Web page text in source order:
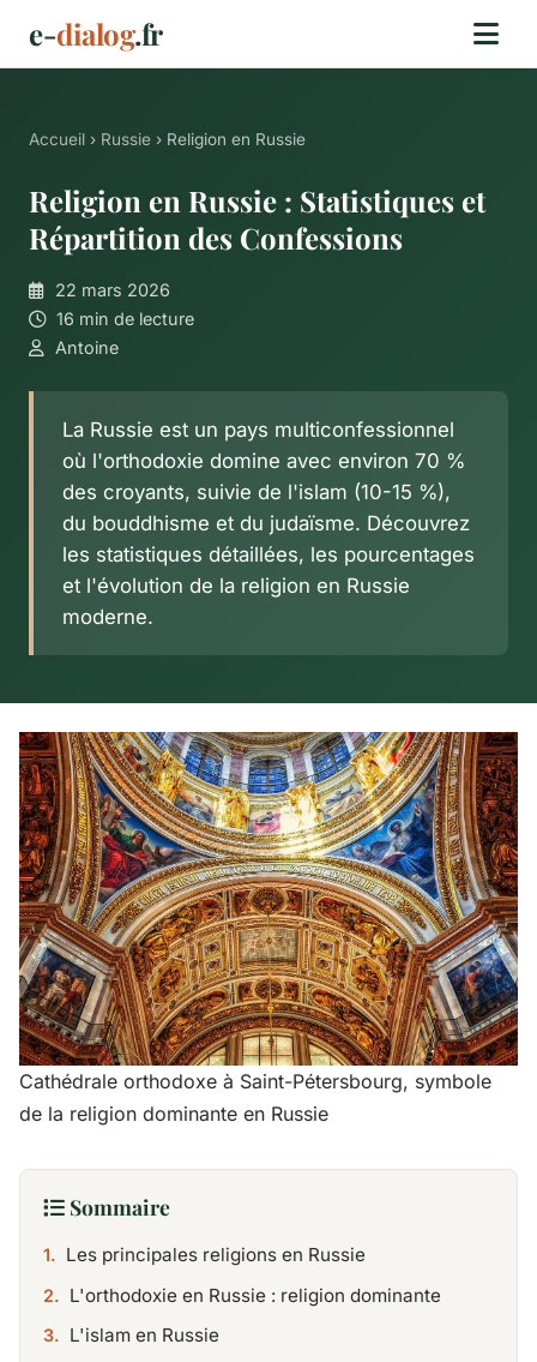
e-dialog.fr
Accueil › Russie › Religion en Russie
Religion en Russie : Statistiques et
Répartition des Confessions
22 mars 2026
16 min de lecture
Antoine
La Russie est un pays multiconfessionnel
où l'orthodoxie domine avec environ 70 %
des croyants, suivie de l'islam (10-15 %),
du bouddhisme et du judaïsme. Découvrez
les statistiques détaillées, les pourcentages
et l'évolution de la religion en Russie
moderne.
Cathédrale orthodoxe à Saint-Pétersbourg, symbole
de la religion dominante en Russie
Sommaire
Les principales religions en Russie
L'orthodoxie en Russie : religion dominante
L'islam en Russie